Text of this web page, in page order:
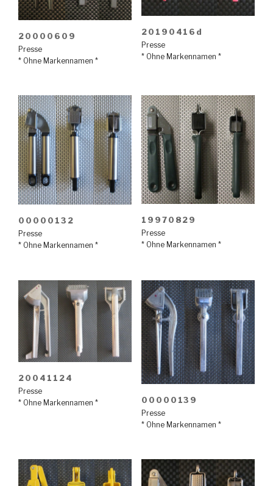
20000609
Presse
* Ohne Markennamen *
20190416d
Presse
* Ohne Markennamen *
00000132
Presse
* Ohne Markennamen *
19970829
Presse
* Ohne Markennamen *
20041124
Presse
* Ohne Markennamen *
00000139
Presse
* Ohne Markennamen *